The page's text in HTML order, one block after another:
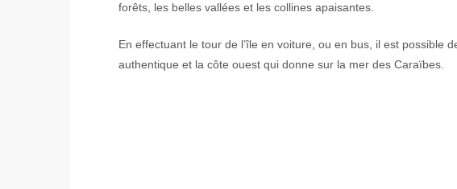
forêts, les belles vallées et les collines apaisantes.
En effectuant le tour de l’île en voiture, ou en bus, il est possible
authentique et la côte ouest qui donne sur la mer des Caraïbes.